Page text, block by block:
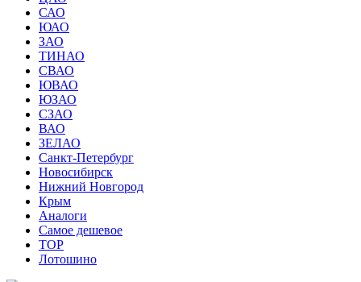
САО
ЮАО
ЗАО
ТИНАО
СВАО
ЮВАО
ЮЗАО
СЗАО
ВАО
ЗЕЛАО
Санкт-Петербург
Новосибирск
Нижний Новгород
Крым
Аналоги
Самое дешевое
TOP
Лотошино